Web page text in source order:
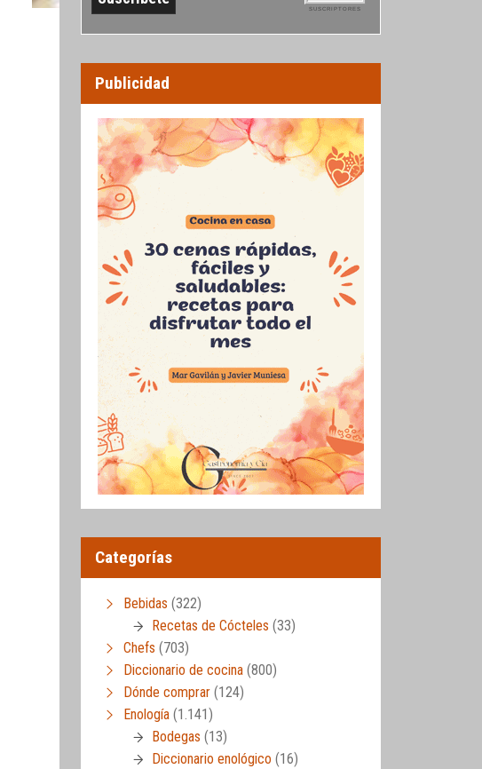
SUSCRIPTORES
Publicidad
Categorías
Bebidas (322)
Recetas de Cócteles (33)
Chefs (703)
Diccionario de cocina (800)
Dónde comprar (124)
Enología (1.141)
Bodegas (13)
Diccionario enológico (16)